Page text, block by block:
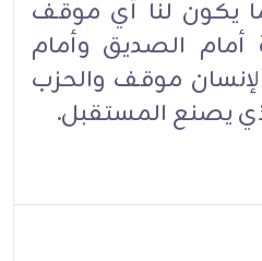
يكون لنا أي موقف
الصديق وأمام
موقف والحزب
يصنع المستقبل.